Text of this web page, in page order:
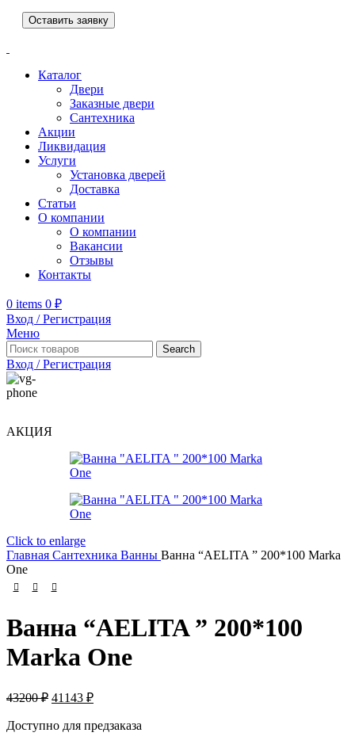
Каталог
Двери
Заказные двери
Сантехника
Акции
Ликвидация
Услуги
Установка дверей
Доставка
Статьи
О компании
О компании
Вакансии
Отзывы
Контакты
0 items 0 ₽
Вход / Регистрация
Меню
Search
Вход / Регистрация
АКЦИЯ
Click to enlarge
Главная Сантехника Ванны Ванна “AELITA ” 200*100 Marka
One
Ванна “AELITA ” 200*100
Marka One
43200₽ Первоначальная
составляла
41143 ₽Текущая
41143 ₽.
Доступно для предзаказа